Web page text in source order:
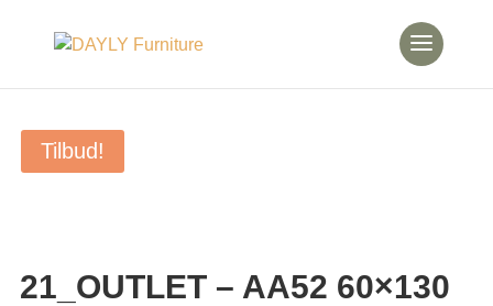
Tilbud!
21_OUTLET – AA52 60×130